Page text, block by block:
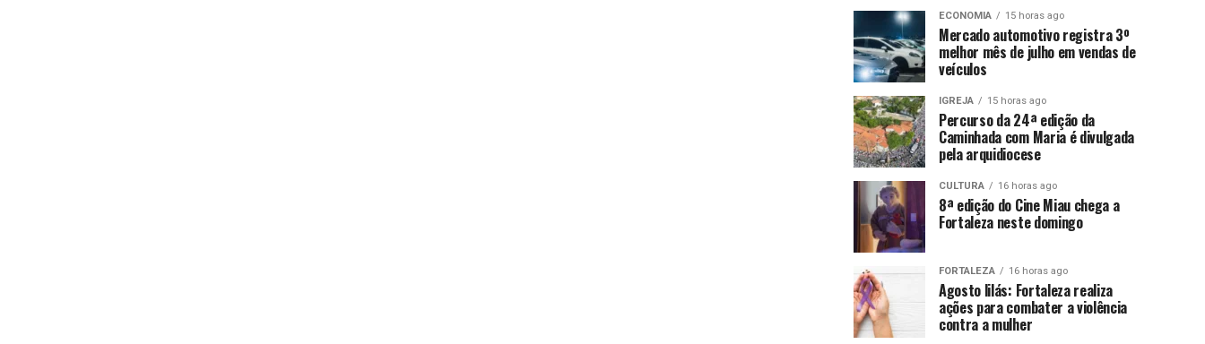
ECONOMIA 15 horas ago
Mercado automotivo registra 3º
melhor mês de julho em vendas de
veículos
IGREJA 15 horas ago
Percurso da 24ª edição da
Caminhada com Maria é divulgada
pela arquidiocese
CULTURA 16 horas ago
8ª edição do Cine Miau chega a
Fortaleza neste domingo
FORTALEZA 16 horas ago
Agosto lilás: Fortaleza realiza
ações para combater a violência
contra a mulher